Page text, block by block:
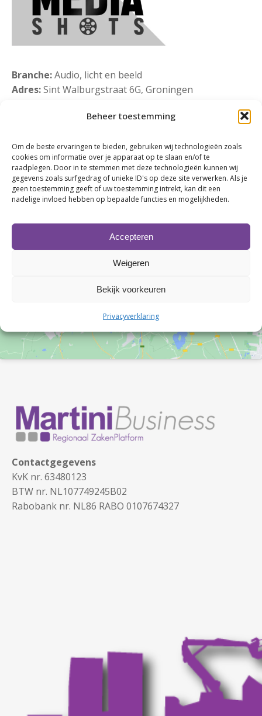
Beheer toestemming
Om de beste ervaringen te bieden, gebruiken wij technologieën zoals
cookies om informatie over je apparaat op te slaan en/of te
raadplegen. Door in te stemmen met deze technologieën kunnen wij
gegevens zoals surfgedrag of unieke ID's op deze site verwerken. Als je
geen toestemming geeft of uw toestemming intrekt, kan dit een
nadelige invloed hebben op bepaalde functies en mogelijkheden.
Accepteren
Weigeren
Bekijk voorkeuren
Privacyverklaring
Branche:Audio, licht en beeld
Adres:Sint Walburgstraat 6G, Groningen
Telefoonnummer: 06-48198050
Klik om marketing cookies te accepteren en
deze inhoud in te schakelen
Contactgegevens
KvK nr. 63480123
BTW nr. NL107749245B02
Rabobank nr. NL86 RABO 0107674327